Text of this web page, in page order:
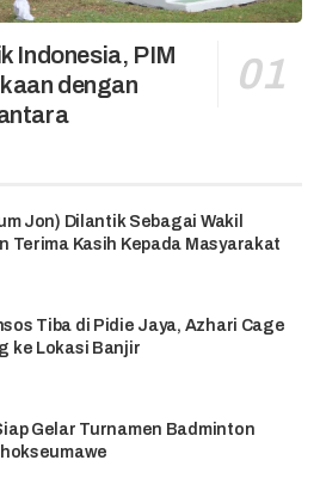
Indonesia, PIM
dengan
Jon) Dilantik Sebagai Wakil
Terima Kasih Kepada Masyarakat
Tiba di Pidie Jaya, Azhari Cage
ke Lokasi Banjir
Gelar Turnamen Badminton